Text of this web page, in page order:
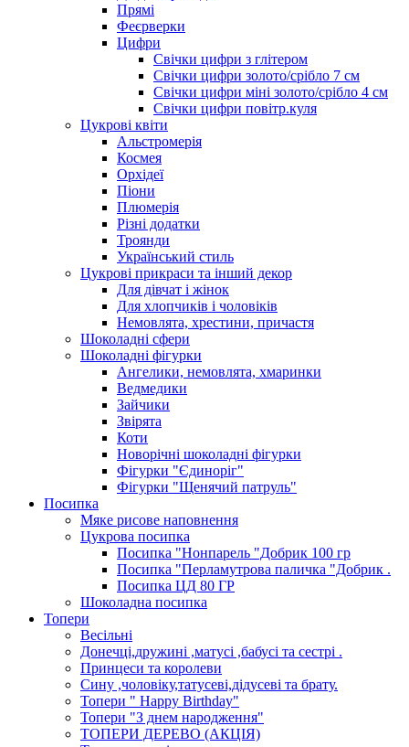
Прямі
Феєрверки
Цифри
Свічки цифри з глітером
Свічки цифри золото/срібло 7 см
Свічки цифри міні золото/срібло 4 см
Свічки цифри повітр.куля
Цукрові квіти
Альстромерія
Космея
Орхідеї
Піони
Плюмерія
Різні додатки
Троянди
Український стиль
Цукрові прикраси та інший декор
Для дівчат і жінок
Для хлопчиків і чоловіків
Немовлята, хрестини, причастя
Шоколадні сфери
Шоколадні фігурки
Ангелики, немовлята, хмаринки
Ведмедики
Зайчики
Звірята
Коти
Новорічні шоколадні фігурки
Фігурки "Єдиноріг"
Фігурки "Щенячий патруль"
Посипка
Мяке рисове наповнення
Цукрова посипка
Посипка "Нонпарель "Добрик 100 гр
Посипка "Перламутрова паличка "Добрик .
Посипка ЦД 80 ГР
Шоколадна посипка
Топери
Весільні
Донечці,дружині ,матусі ,бабусі та сестрі .
Принцеси та королеви
Сину ,чоловіку,татусеві,дідусеві та брату.
Топери " Happy Birthday"
Топери "З днем народження"
ТОПЕРИ ДЕРЕВО (АКЦІЯ)